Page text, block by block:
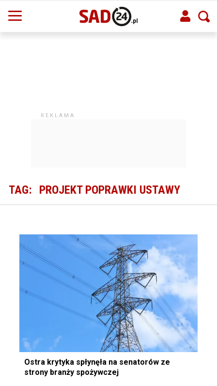
TAG: PROJEKT POPRAWKI USTAWY
Ostra krytyka spłynęła na senatorów ze
strony branży spożywczej